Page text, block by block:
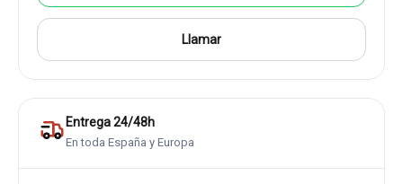
Llamar
Entrega 24/48h
En toda España y Europa